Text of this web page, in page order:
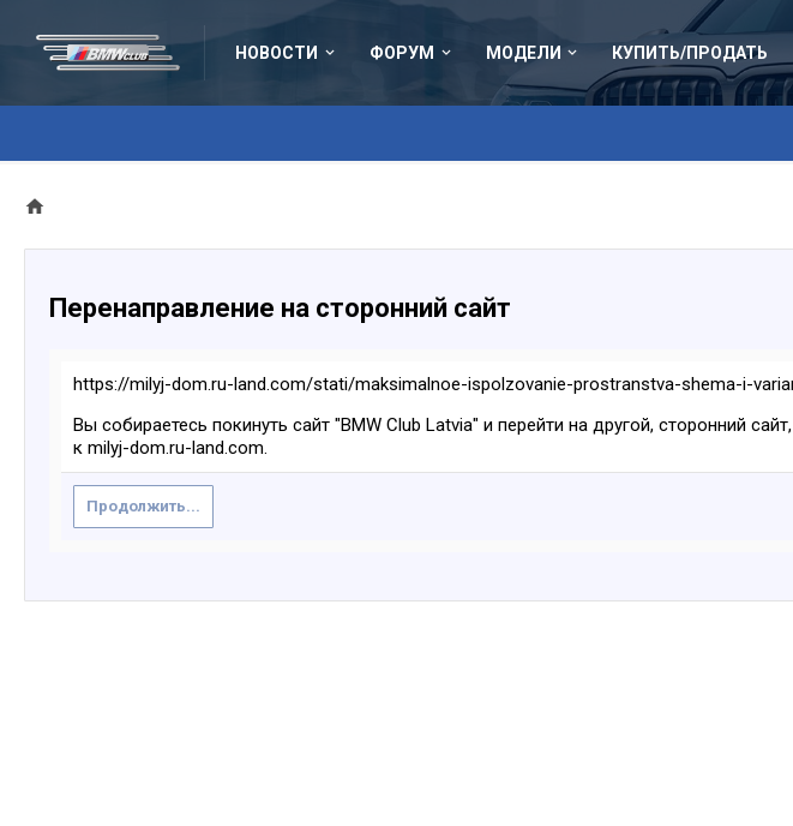
НОВОСТИ ФОРУМ МОДЕЛИ КУПИТЬ/ПРОДАТЬ
Перенаправление на сторонний сайт
https://milyj-dom.ru-land.com/stati/maksimalnoe-ispolzovanie-prostranstva-shema-i-
Вы собираетесь покинуть сайт "BMW Club Latvia" и перейти на другой, сторонний
к milyj-dom.ru-land.com.
Продолжить...